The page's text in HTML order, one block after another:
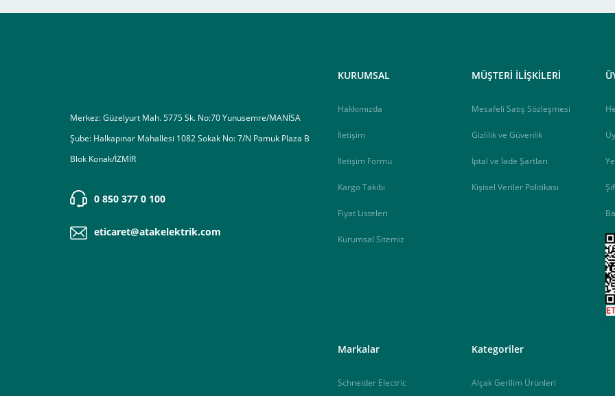
Merkez: Güzelyurt Mah. 5775 Sk. No:70 Yunusemre/MANİSA
Şube: Halkapınar Mahallesi 1082 Sokak No: 7/N Pamuk Plaza B
Blok Konak/İZMİR
0 850 377 0 100
eticaret@atakelektrik.com
KURUMSAL
Hakkımızda
İletişim
İletişim Formu
Kargo Takibi
Fiyat Listeleri
Kurumsal Sitemiz
MÜŞTERİ İLİŞKİLERİ
Mesafeli Satış Sözleşmesi
Gizlilik ve Güvenlik
İptal ve İade Şartları
Kişisel Veriler Politikası
Markalar
Schneider Electric
Kategoriler
Alçak Gerilim Ürünleri